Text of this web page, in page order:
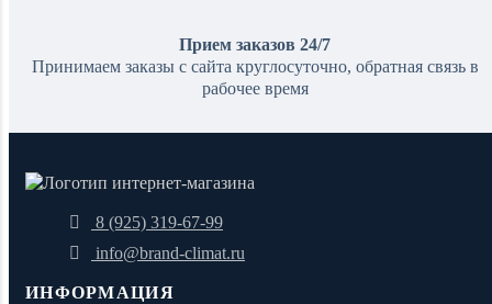
Прием заказов 24/7
Принимаем заказы с сайта круглосуточно, обратная связь в
рабочее время
8 (925) 319-67-99
info@brand-climat.ru
ИНФОРМАЦИЯ